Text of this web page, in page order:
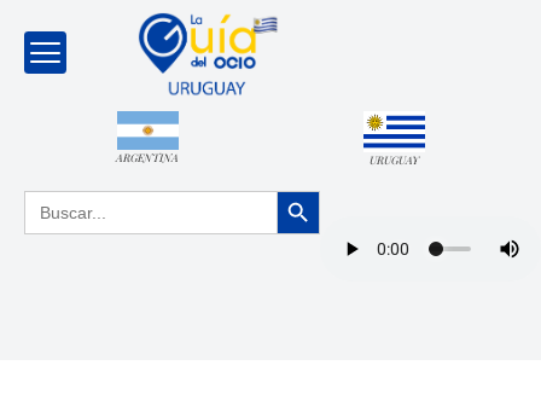
ARGENTINA URUGUAY
Buscar: Botón de búsqueda